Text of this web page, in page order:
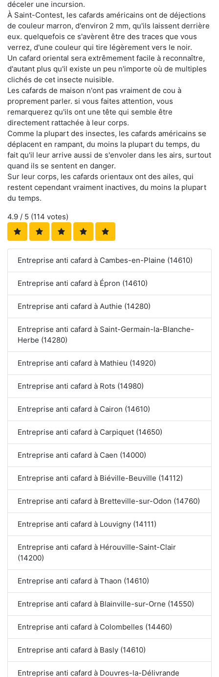
déceler une incursion.
À Saint-Contest, les cafards américains ont de déjections
de couleur marron, d'environ 2 mm, qu'ils laissent derrière
eux. quelquefois ce s'avèrent être des traces que vous
verrez, d'une couleur qui tire légèrement vers le noir.
Un cafard oriental sera extrêmement facile à reconnaître,
d'autant plus qu'il existe un peu n'importe où de multiples
clichés de cet insecte nuisible.
Les cafards de maison n'ont pas vraiment de cou à
proprement parler. si vous faites attention, vous
remarquerez qu'ils ont une tête qui semble être
directement rattachée à leur corps.
Comme la plupart des insectes, les cafards américains se
déplacent en rampant, du moins la plupart du temps, du
fait qu'il leur arrive aussi de s'envoler dans les airs, surtout
quand ils se sentent en danger.
Sur leur corps, les cafards orientaux ont des ailes, qui
restent cependant vraiment inactives, du moins la plupart
du temps.
4.9 / 5 (114 votes)
Entreprise anti cafard à Cambes-en-Plaine (14610)
Entreprise anti cafard à Épron (14610)
Entreprise anti cafard à Authie (14280)
Entreprise anti cafard à Saint-Germain-la-Blanche-
Herbe (14280)
Entreprise anti cafard à Mathieu (14920)
Entreprise anti cafard à Rots (14980)
Entreprise anti cafard à Cairon (14610)
Entreprise anti cafard à Carpiquet (14650)
Entreprise anti cafard à Caen (14000)
Entreprise anti cafard à Biéville-Beuville (14112)
Entreprise anti cafard à Bretteville-sur-Odon (14760)
Entreprise anti cafard à Louvigny (14111)
Entreprise anti cafard à Hérouville-Saint-Clair
(14200)
Entreprise anti cafard à Thaon (14610)
Entreprise anti cafard à Blainville-sur-Orne (14550)
Entreprise anti cafard à Colombelles (14460)
Entreprise anti cafard à Basly (14610)
Entreprise anti cafard à Douvres-la-Délivrande